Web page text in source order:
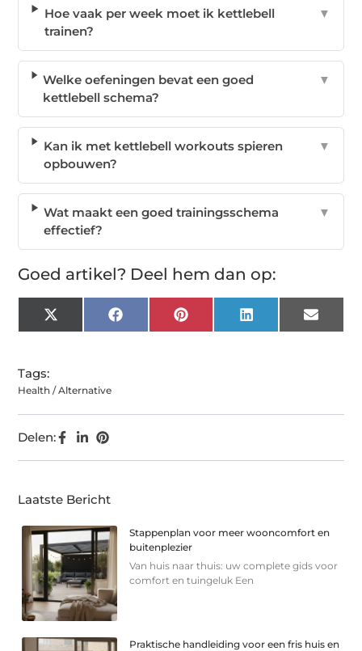
Hoe vaak per week moet ik kettlebell
trainen?
▼
Welke oefeningen bevat een goed
kettlebell schema?
▼
Kan ik met kettlebell workouts spieren
opbouwen?
▼
Wat maakt een goed trainingsschema
effectief?
▼
Goed artikel? Deel hem dan op:
X
(Twitter)
Facebook Pinterest LinkedIn Email
Tags:
Health / Alternative
Delen:
Laatste Bericht
Stappenplan voor meer wooncomfort en
buitenplezier
Van huis naar thuis: uw complete gids voor
comfort en tuingeluk Een
Praktische handleiding voor een fris huis en